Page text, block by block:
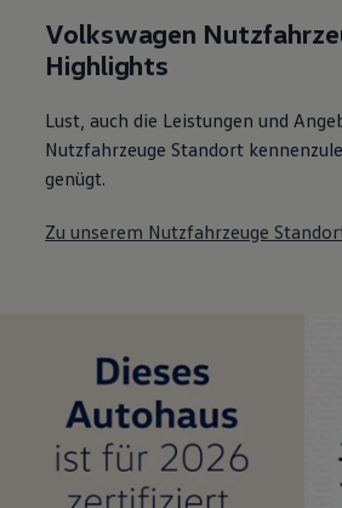
Volkswagen
Highlights
Lust, auch die Leistungen und
Nutzfahrzeuge Standort
genügt.
Zu unserem Nutzfahrzeuge